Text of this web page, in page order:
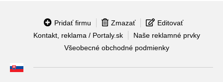
Pridať firmu Zmazať
Editovať
Kontakt, reklama / Portaly.sk
Naše reklamné prvky
Všeobecné obchodné podmienky